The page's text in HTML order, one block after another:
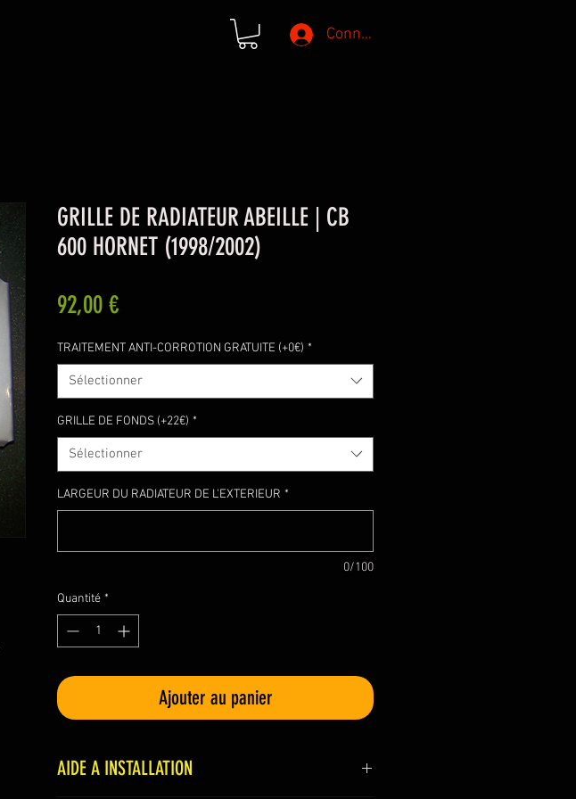
Connexion
GRILLE DE RADIATEUR ABEILLE | CB
600 HORNET (1998/2002)
92,00 €Prix
TRAITEMENT ANTI-CORROTION GRATUITE (+0€) *
Sélectionner
GRILLE DE FONDS (+22€) *
Sélectionner
LARGEUR DU RADIATEUR DE L'EXTERIEUR *
0/100
Quantité *
Ajouter au panier
AIDE A INSTALLATION